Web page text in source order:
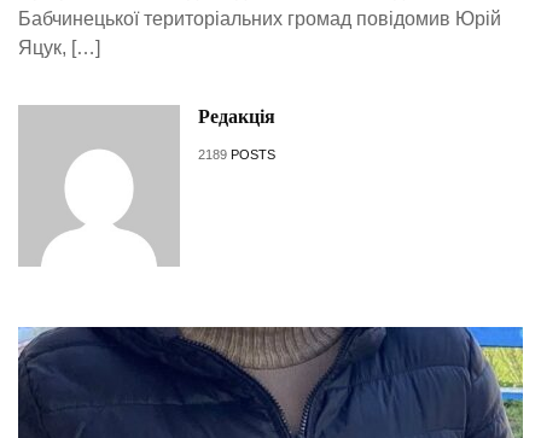
Бабчинецької територіальних громад повідомив Юрій
Яцук, […]
Редакція
2189 POSTS